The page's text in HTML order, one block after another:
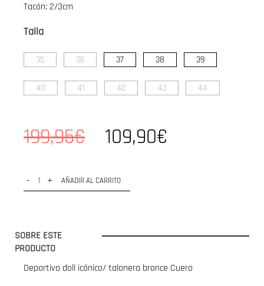
Tacón: 2/3cm
Talla
35 36 37 38 39
40 41 42 43 44
199,95€ 109,90€
- + AÑADIR AL CARRITO
SOBRE ESTE
PRODUCTO
Deportivo doll icónico/ talonera bronce Cuero